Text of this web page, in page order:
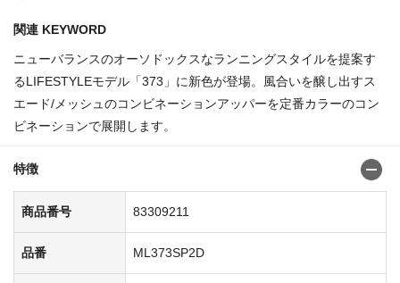
関連 KEYWORD
ニューバランスのオーソドックスなランニングスタイルを提案す
るLIFESTYLEモデル「373」に新色が登場。風合いを醸し出すス
エード/メッシュのコンビネーションアッパーを定番カラーのコン
ビネーションで展開します。
特徴
商品番号 83309211
品番 ML373SP2D